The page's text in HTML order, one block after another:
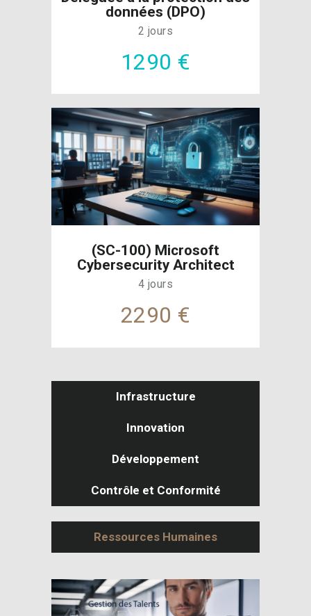
données (DPO)
2 jours
1290 €
(SC-100) Microsoft
Cybersecurity Architect
4 jours
2290 €
Infrastructure
Innovation
Développement
Contrôle et Conformité
Ressources Humaines